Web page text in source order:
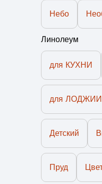
Небо
Линолеум
для КУХНИ
для ЛОДЖИИ
Детский
Пруд